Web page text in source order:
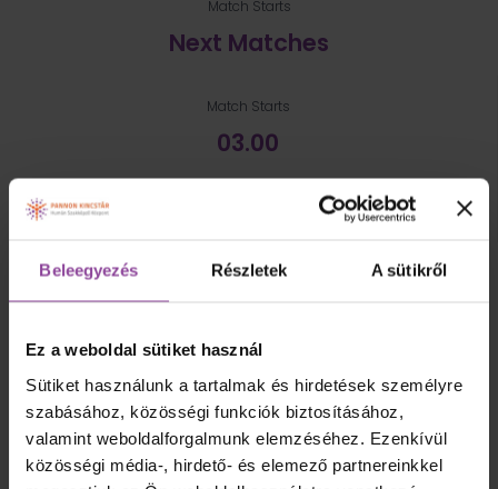
Beleegyezés Részletek A sütikről
Ez a weboldal sütiket használ
Sütiket használunk a tartalmak és hirdetések személyre
szabásához, közösségi funkciók biztosításához,
valamint weboldalforgalmunk elemzéséhez. Ezenkívül
közösségi média-, hirdető- és elemező partnereinkkel
Match Starts
Next Matches
Match Starts
03.00
Match Starts
28th July